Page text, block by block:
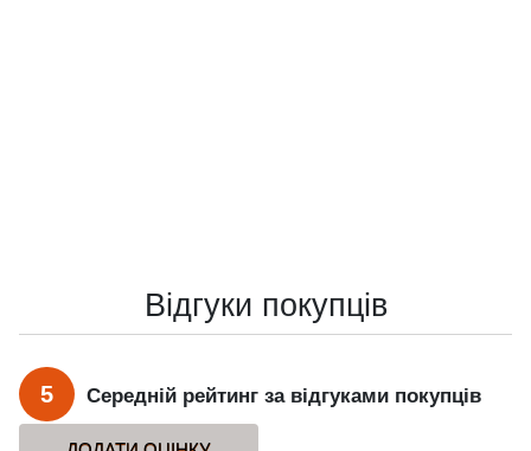
Відгуки покупців
5 Середній рейтинг за відгуками покупців